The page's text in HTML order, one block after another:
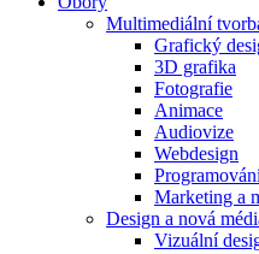
Multimediální
Grafický
3D grafika
Fotografie
Animace
Audiovize
Webdesign
Marketing a
Design a nová
Vizuální